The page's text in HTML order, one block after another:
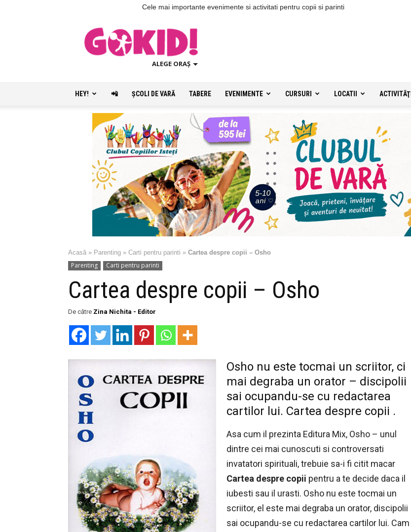
Cele mai importante evenimente si activitati pentru copii si parinti
ALEGE ORAȘ
HEY! 📲 ŞCOLI DE VARĂ TABERE EVENIMENTE CURSURI LOCATII ACTIVITĂŢI
Acasă » Parenting » Carti pentru parinti » Cartea despre copii – Osho
Parenting Carti pentru parinti
Cartea despre copii – Osho
De către Zina Nichita - Editor
Osho nu este tocmai un scriitor, ci
mai degraba un orator – discipolii
sai ocupandu-se cu redactarea
cartilor lui. Cartea despre copii .
Asa cum il prezinta Editura Mix, Osho – unul
dintre cei mai cunoscuti si controversati
invatatori spirituali, trebuie sa-i fi citit macar
Cartea despre copii pentru a te decide daca il
iubesti sau il urasti. Osho nu este tocmai un
scriitor, el este mai degraba un orator, discipolii
sai ocupandu-se cu redactarea cartilor lui. Cam